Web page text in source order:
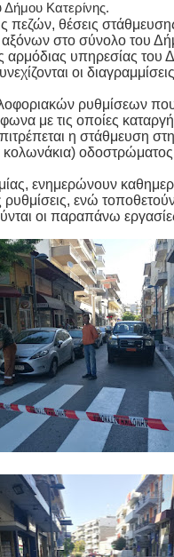
Κατερίνης.
πεζών, θέσεις
στο σύνολο του
αρμόδιας υπηρεσίας του
οι
ρυθμίσεων
με τις οποίες
η στάθμευση
κολωνάκια)
ενημερώνουν
ενώ τοποθετούν
οι παραπάνω